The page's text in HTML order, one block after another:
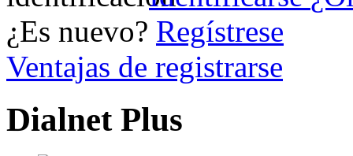
¿Es nuevo? Regístrese
Ventajas de registrarse
Dialnet Plus